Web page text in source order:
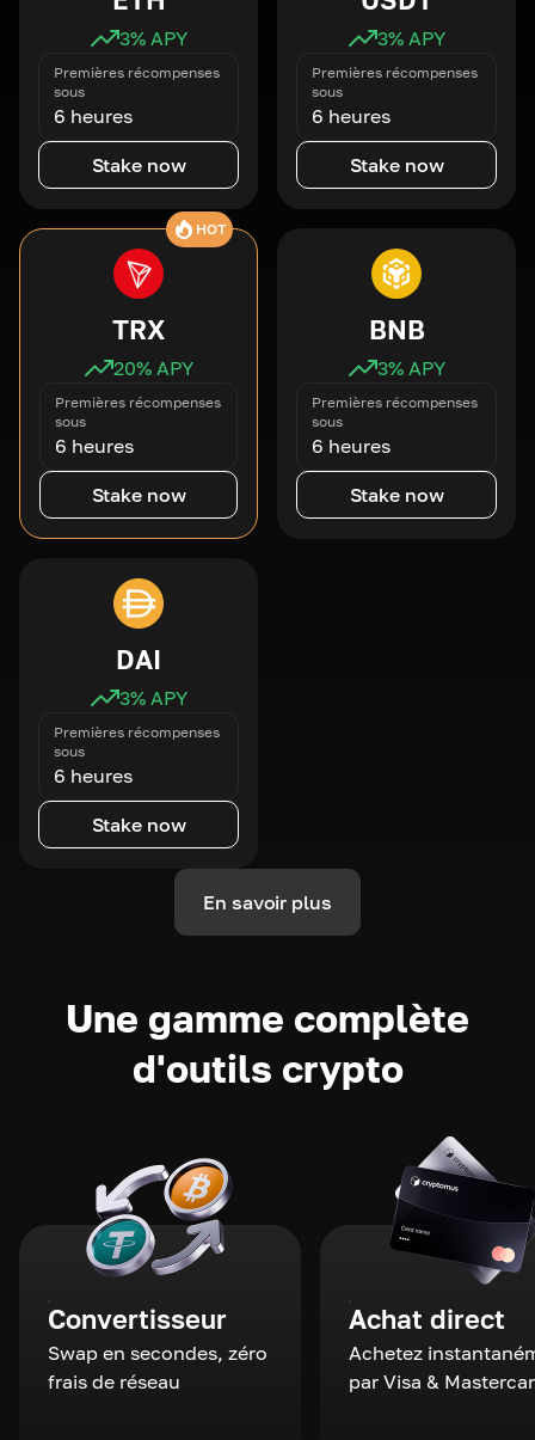
3% APY
Premières récompenses
sous
6 heures
Stake now
3% APY
Premières récompenses
sous
6 heures
Stake now
HOT
TRX
20% APY
Premières récompenses
sous
6 heures
Stake now
BNB
3% APY
Premières récompenses
sous
6 heures
Stake now
DAI
3% APY
Premières récompenses
sous
6 heures
Stake now
En savoir plus
Une gamme complète
d'outils crypto
Convertisseur
Swap en secondes, zéro
frais de réseau
Achat direct
Achetez
par Visa &